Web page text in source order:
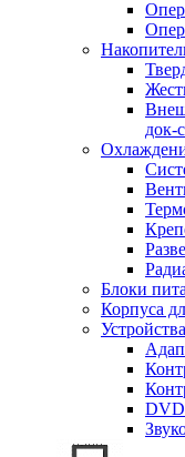
док-
Блоки
Корпуса